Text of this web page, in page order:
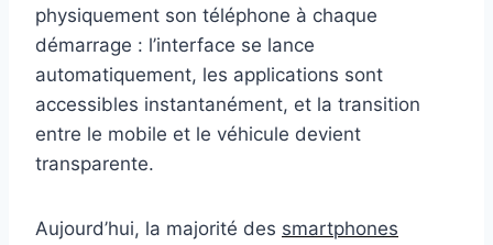
physiquement son téléphone à chaque
démarrage : l’interface se lance
automatiquement, les applications sont
accessibles instantanément, et la transition
entre le mobile et le véhicule devient
transparente.
Aujourd’hui, la majorité des smartphones